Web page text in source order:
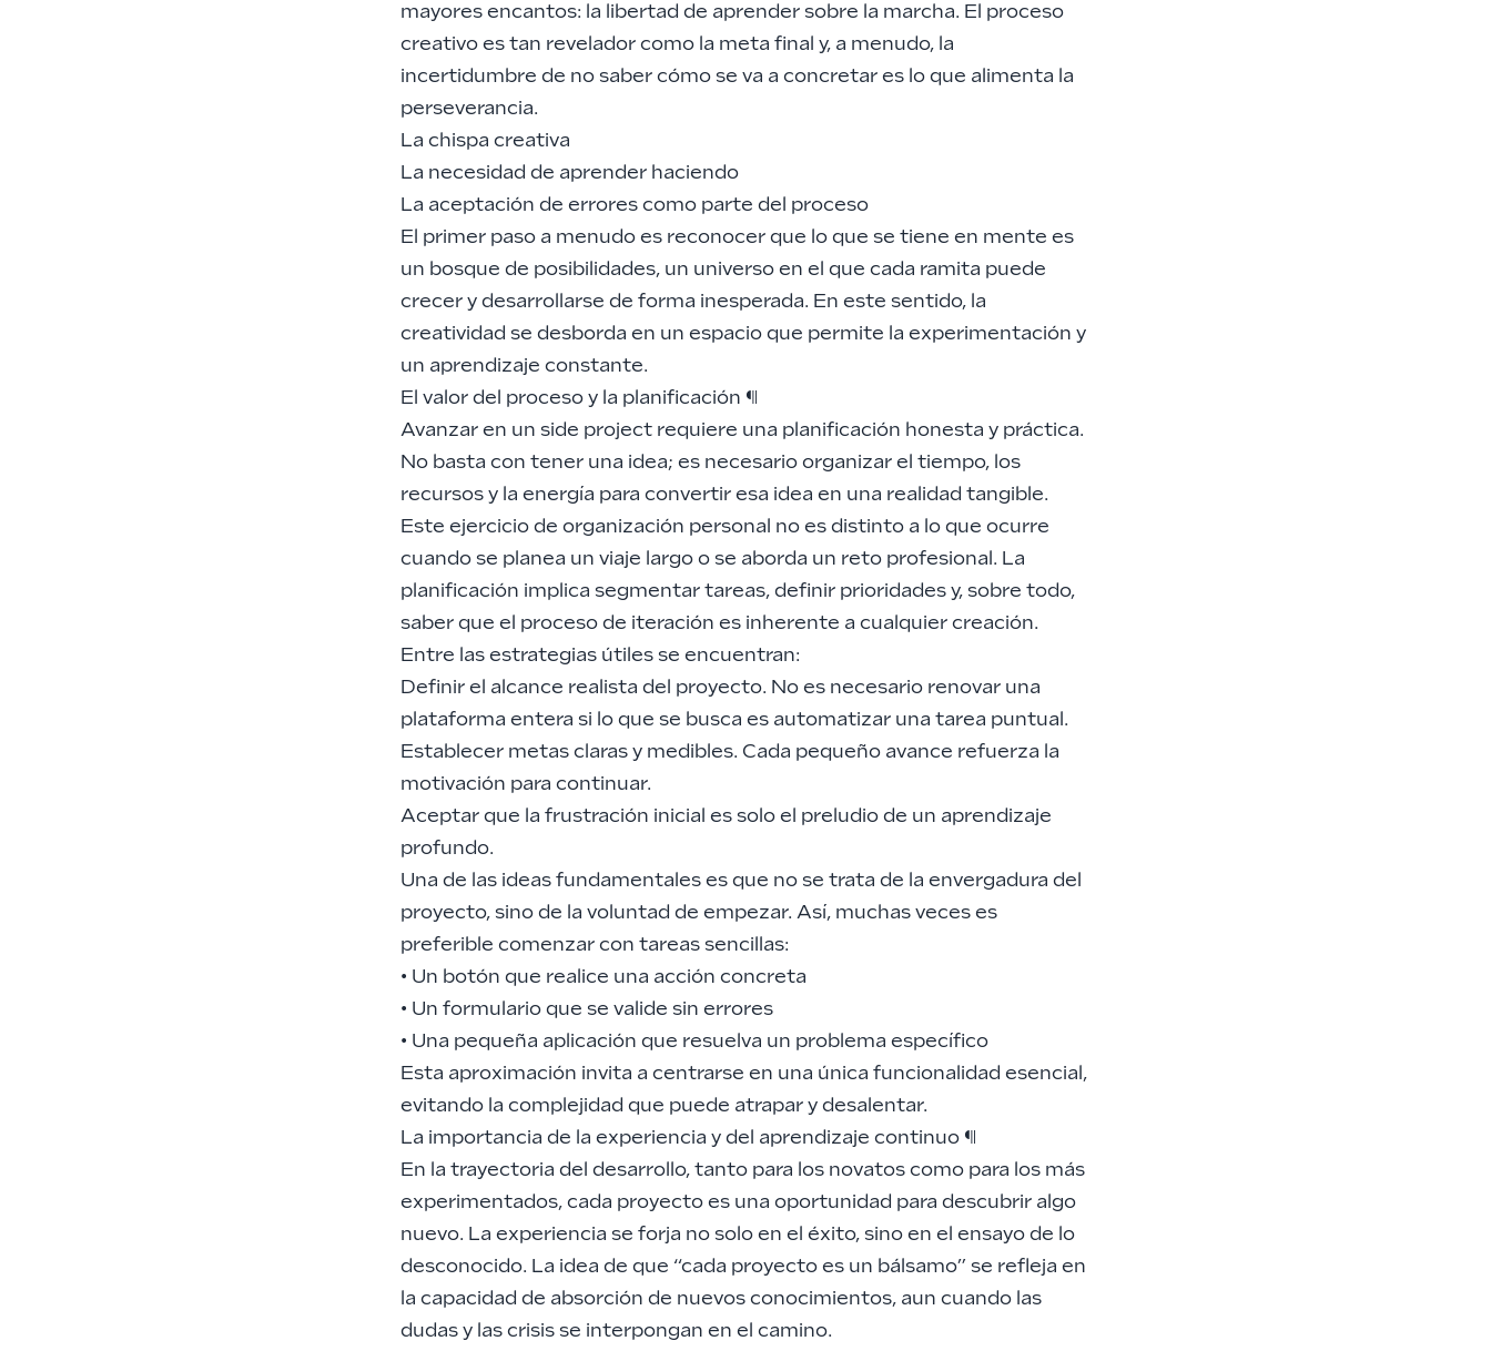
mayores encantos: la libertad de aprender sobre la marcha. El proceso
creativo es tan revelador como la meta final y, a menudo, la
incertidumbre de no saber cómo se va a concretar es lo que alimenta la
perseverancia.
La chispa creativa
La necesidad de aprender haciendo
La aceptación de errores como parte del proceso
El primer paso a menudo es reconocer que lo que se tiene en mente es
un bosque de posibilidades, un universo en el que cada ramita puede
crecer y desarrollarse de forma inesperada. En este sentido, la
creatividad se desborda en un espacio que permite la experimentación y
un aprendizaje constante.
El valor del proceso y la planificación ¶
Avanzar en un side project requiere una planificación honesta y práctica.
No basta con tener una idea; es necesario organizar el tiempo, los
recursos y la energía para convertir esa idea en una realidad tangible.
Este ejercicio de organización personal no es distinto a lo que ocurre
cuando se planea un viaje largo o se aborda un reto profesional. La
planificación implica segmentar tareas, definir prioridades y, sobre todo,
saber que el proceso de iteración es inherente a cualquier creación.
Entre las estrategias útiles se encuentran:
Definir el alcance realista del proyecto. No es necesario renovar una
plataforma entera si lo que se busca es automatizar una tarea puntual.
Establecer metas claras y medibles. Cada pequeño avance refuerza la
motivación para continuar.
Aceptar que la frustración inicial es solo el preludio de un aprendizaje
profundo.
Una de las ideas fundamentales es que no se trata de la envergadura del
proyecto, sino de la voluntad de empezar. Así, muchas veces es
preferible comenzar con tareas sencillas:
• Un botón que realice una acción concreta
• Un formulario que se valide sin errores
• Una pequeña aplicación que resuelva un problema específico
Esta aproximación invita a centrarse en una única funcionalidad esencial,
evitando la complejidad que puede atrapar y desalentar.
La importancia de la experiencia y del aprendizaje continuo ¶
En la trayectoria del desarrollo, tanto para los novatos como para los más
experimentados, cada proyecto es una oportunidad para descubrir algo
nuevo. La experiencia se forja no solo en el éxito, sino en el ensayo de lo
desconocido. La idea de que “cada proyecto es un bálsamo” se refleja en
la capacidad de absorción de nuevos conocimientos, aun cuando las
dudas y las crisis se interpongan en el camino.